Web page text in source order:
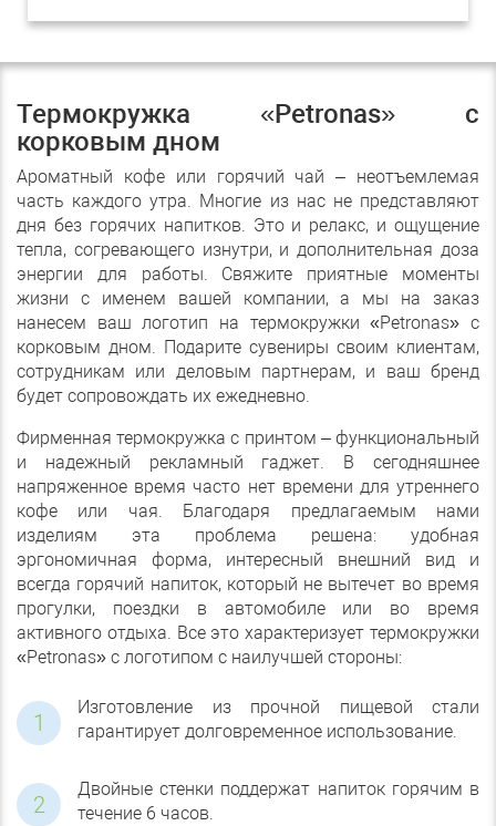
Термокружка «Petronas» с
корковым дном
Ароматный кофе или горячий чай – неотъемлемая
часть каждого утра. Многие из нас не представляют
дня без горячих напитков. Это и релакс, и ощущение
тепла, согревающего изнутри, и дополнительная доза
энергии для работы. Свяжите приятные моменты
жизни с именем вашей компании, а мы на заказ
нанесем ваш логотип на термокружки «Petronas» с
корковым дном. Подарите сувениры своим клиентам,
сотрудникам или деловым партнерам, и ваш бренд
будет сопровождать их ежедневно.
Фирменная термокружка с принтом – функциональный
и надежный рекламный гаджет. В сегодняшнее
напряженное время часто нет времени для утреннего
кофе или чая. Благодаря предлагаемым нами
изделиям эта проблема решена: удобная
эргономичная форма, интересный внешний вид и
всегда горячий напиток, который не вытечет во время
прогулки, поездки в автомобиле или во время
активного отдыха. Все это характеризует термокружки
«Petronas» с логотипом с наилучшей стороны:
Изготовление из прочной пищевой стали
гарантирует долговременное использование.
Двойные стенки поддержат напиток горячим в
течение 6 часов.